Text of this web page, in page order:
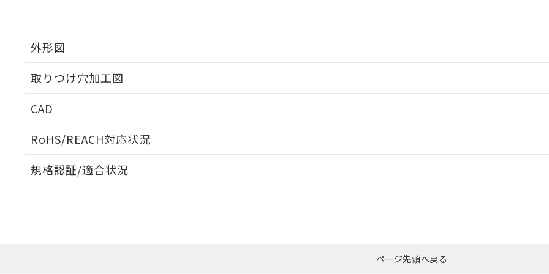
外形図
取りつけ穴加工図
CAD
RoHS/REACH対応状況
EU RoHS 注意事項・凡例
ダウンロードはこちら
規格認証/適合状況
ページ先頭へ戻る